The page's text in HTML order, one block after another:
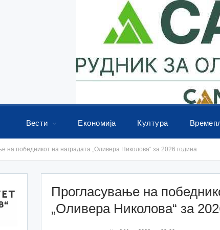
Вести Економија Култура
на победникот на наградата „Оливера Николова“ за 2026 година
Прогласување на
„Оливера Николова“ за